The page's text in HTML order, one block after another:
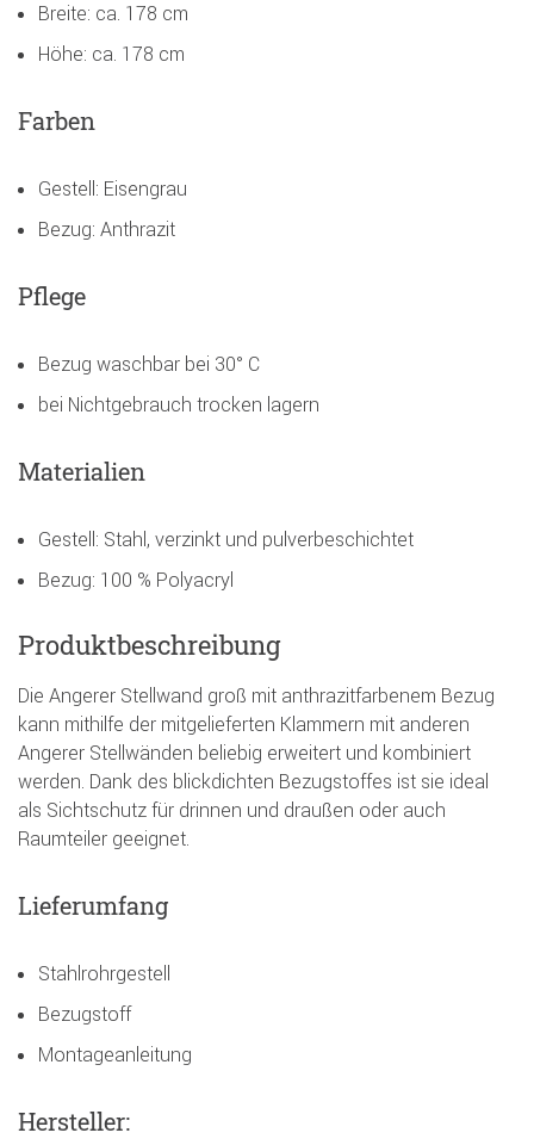
Breite: ca. 178 cm
Höhe: ca. 178 cm
Farben
Gestell: Eisengrau
Bezug: Anthrazit
Pflege
Bezug waschbar bei 30° C
bei Nichtgebrauch trocken lagern
Materialien
Gestell: Stahl, verzinkt und pulverbeschichtet
Bezug: 100 % Polyacryl
Produktbeschreibung
Die Angerer Stellwand groß mit anthrazitfarbenem Bezug
kann mithilfe der mitgelieferten Klammern mit anderen
Angerer Stellwänden beliebig erweitert und kombiniert
werden. Dank des blickdichten Bezugstoffes ist sie ideal
als Sichtschutz für drinnen und draußen oder auch
Raumteiler geeignet.
Lieferumfang
Stahlrohrgestell
Bezugstoff
Montageanleitung
Hersteller: